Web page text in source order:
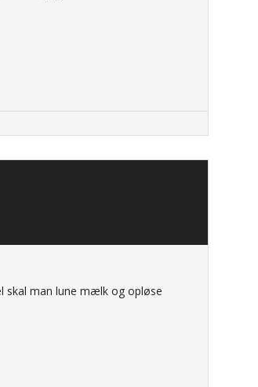
skal man lune mælk og opløse